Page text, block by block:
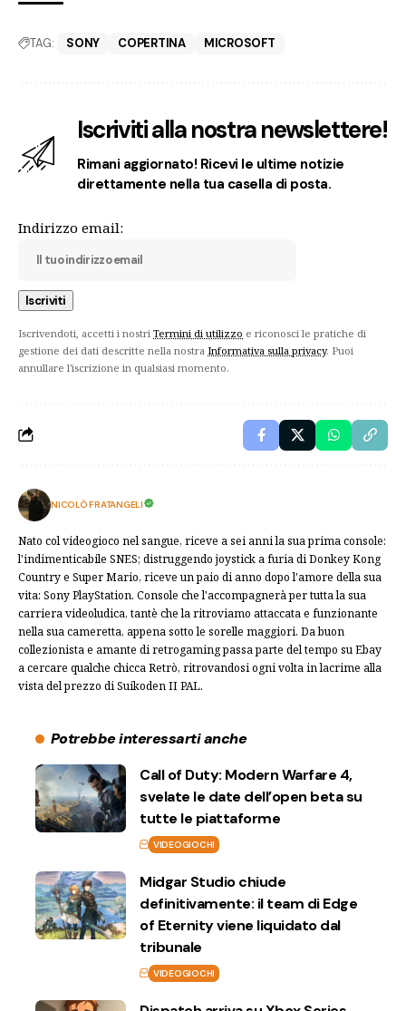
TAG: SONY COPERTINA MICROSOFT
Iscriviti alla nostra newslettere!
Rimani aggiornato! Ricevi le ultime notizie
direttamente nella tua casella di posta.
Indirizzo email:
Iscrivendoti, accetti i nostri Termini di utilizzo e riconosci le pratiche di
gestione dei dati descritte nella nostra Informativa sulla privacy. Puoi
annullare l'iscrizione in qualsiasi momento.
NICOLÒ FRATANGELI
Nato col videogioco nel sangue, riceve a sei anni la sua prima console:
l'indimenticabile SNES; distruggendo joystick a furia di Donkey Kong
Country e Super Mario, riceve un paio di anno dopo l'amore della sua
vita: Sony PlayStation. Console che l'accompagnerà per tutta la sua
carriera videoludica, tantè che la ritroviamo attaccata e funzionante
nella sua cameretta, appena sotto le sorelle maggiori. Da buon
collezionista e amante di retrogaming passa parte del tempo su Ebay
a cercare qualche chicca Retrò, ritrovandosi ogni volta in lacrime alla
vista del prezzo di Suikoden II PAL.
Potrebbe interessarti anche
Call of Duty: Modern Warfare 4,
svelate le date dell’open beta su
tutte le piattaforme
VIDEOGIOCHI
Midgar Studio chiude
definitivamente: il team di Edge
of Eternity viene liquidato dal
tribunale
VIDEOGIOCHI